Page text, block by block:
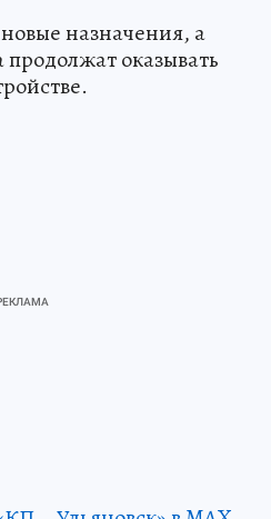
назначения, а
оказывать